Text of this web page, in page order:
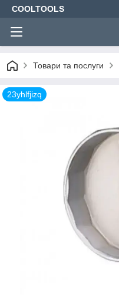
COOLTOOLS
Товари та послуги
23yhlfjizq